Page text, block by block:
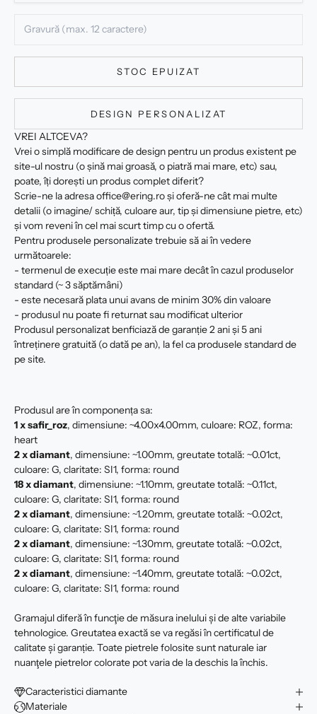
STOC EPUIZAT
DESIGN PERSONALIZAT
VREI ALTCEVA?
Vrei o simplă modificare de design pentru un produs existent pe
site-ul nostru (o șină mai groasă, o piatră mai mare, etc) sau,
poate, îți dorești un produs complet diferit?
Scrie-ne la adresa office@ering.ro și oferă-ne cât mai multe
detalii (o imagine/ schiță, culoare aur, tip și dimensiune pietre, etc)
și vom reveni în cel mai scurt timp cu o ofertă.
Pentru produsele personalizate trebuie să ai în vedere
următoarele:
- termenul de execuție este mai mare decât în cazul produselor
standard (~ 3 săptămâni)
- este necesară plata unui avans de minim 30% din valoare
- produsul nu poate fi returnat sau modificat ulterior
Produsul personalizat benficiază de garanție 2 ani și 5 ani
întreținere gratuită (o dată pe an), la fel ca produsele standard de
pe site.
Produsul are în componența sa:
1 x safir_roz, dimensiune: ~4.00x4.00mm, culoare: ROZ, forma:
heart
2 xdiamant, dimensiune: ~1.00mm, greutate totală: ~0.01ct,
culoare: G, claritate: SI1, forma: round
18 xdiamant, dimensiune: ~1.10mm, greutate totală: ~0.11ct,
culoare: G, claritate: SI1, forma: round
2 xdiamant, dimensiune: ~1.20mm, greutate totală: ~0.02ct,
culoare: G, claritate: SI1, forma: round
2 xdiamant, dimensiune: ~1.30mm, greutate totală: ~0.02ct,
culoare: G, claritate: SI1, forma: round
2 xdiamant, dimensiune: ~1.40mm, greutate totală: ~0.02ct,
culoare: G, claritate: SI1, forma: round
Gramajul diferă în funcţie de măsura inelului şi de alte variabile
tehnologice. Greutatea exactă se va regăsi în certificatul de
calitate şi garanție. Toate pietrele folosite sunt naturale iar
nuanţele pietrelor colorate pot varia de la deschis la închis.
Caracteristici diamante
Materiale